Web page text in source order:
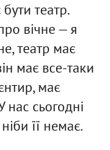
театр.
вічне — я
театр має
має все-таки
має
нас сьогодні
її немає.